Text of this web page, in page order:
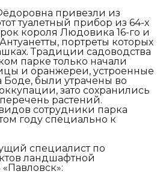
привезли из
туалетный прибор из 64-х
короля Людовика 16-го и
портреты которых
Традиции садоводства
парке только начали
и оранжереи, устроенные
Боде, были утрачены во
зато сохранились
растений.
сотрудники парка
году специально к
специалист по
ландшафтной